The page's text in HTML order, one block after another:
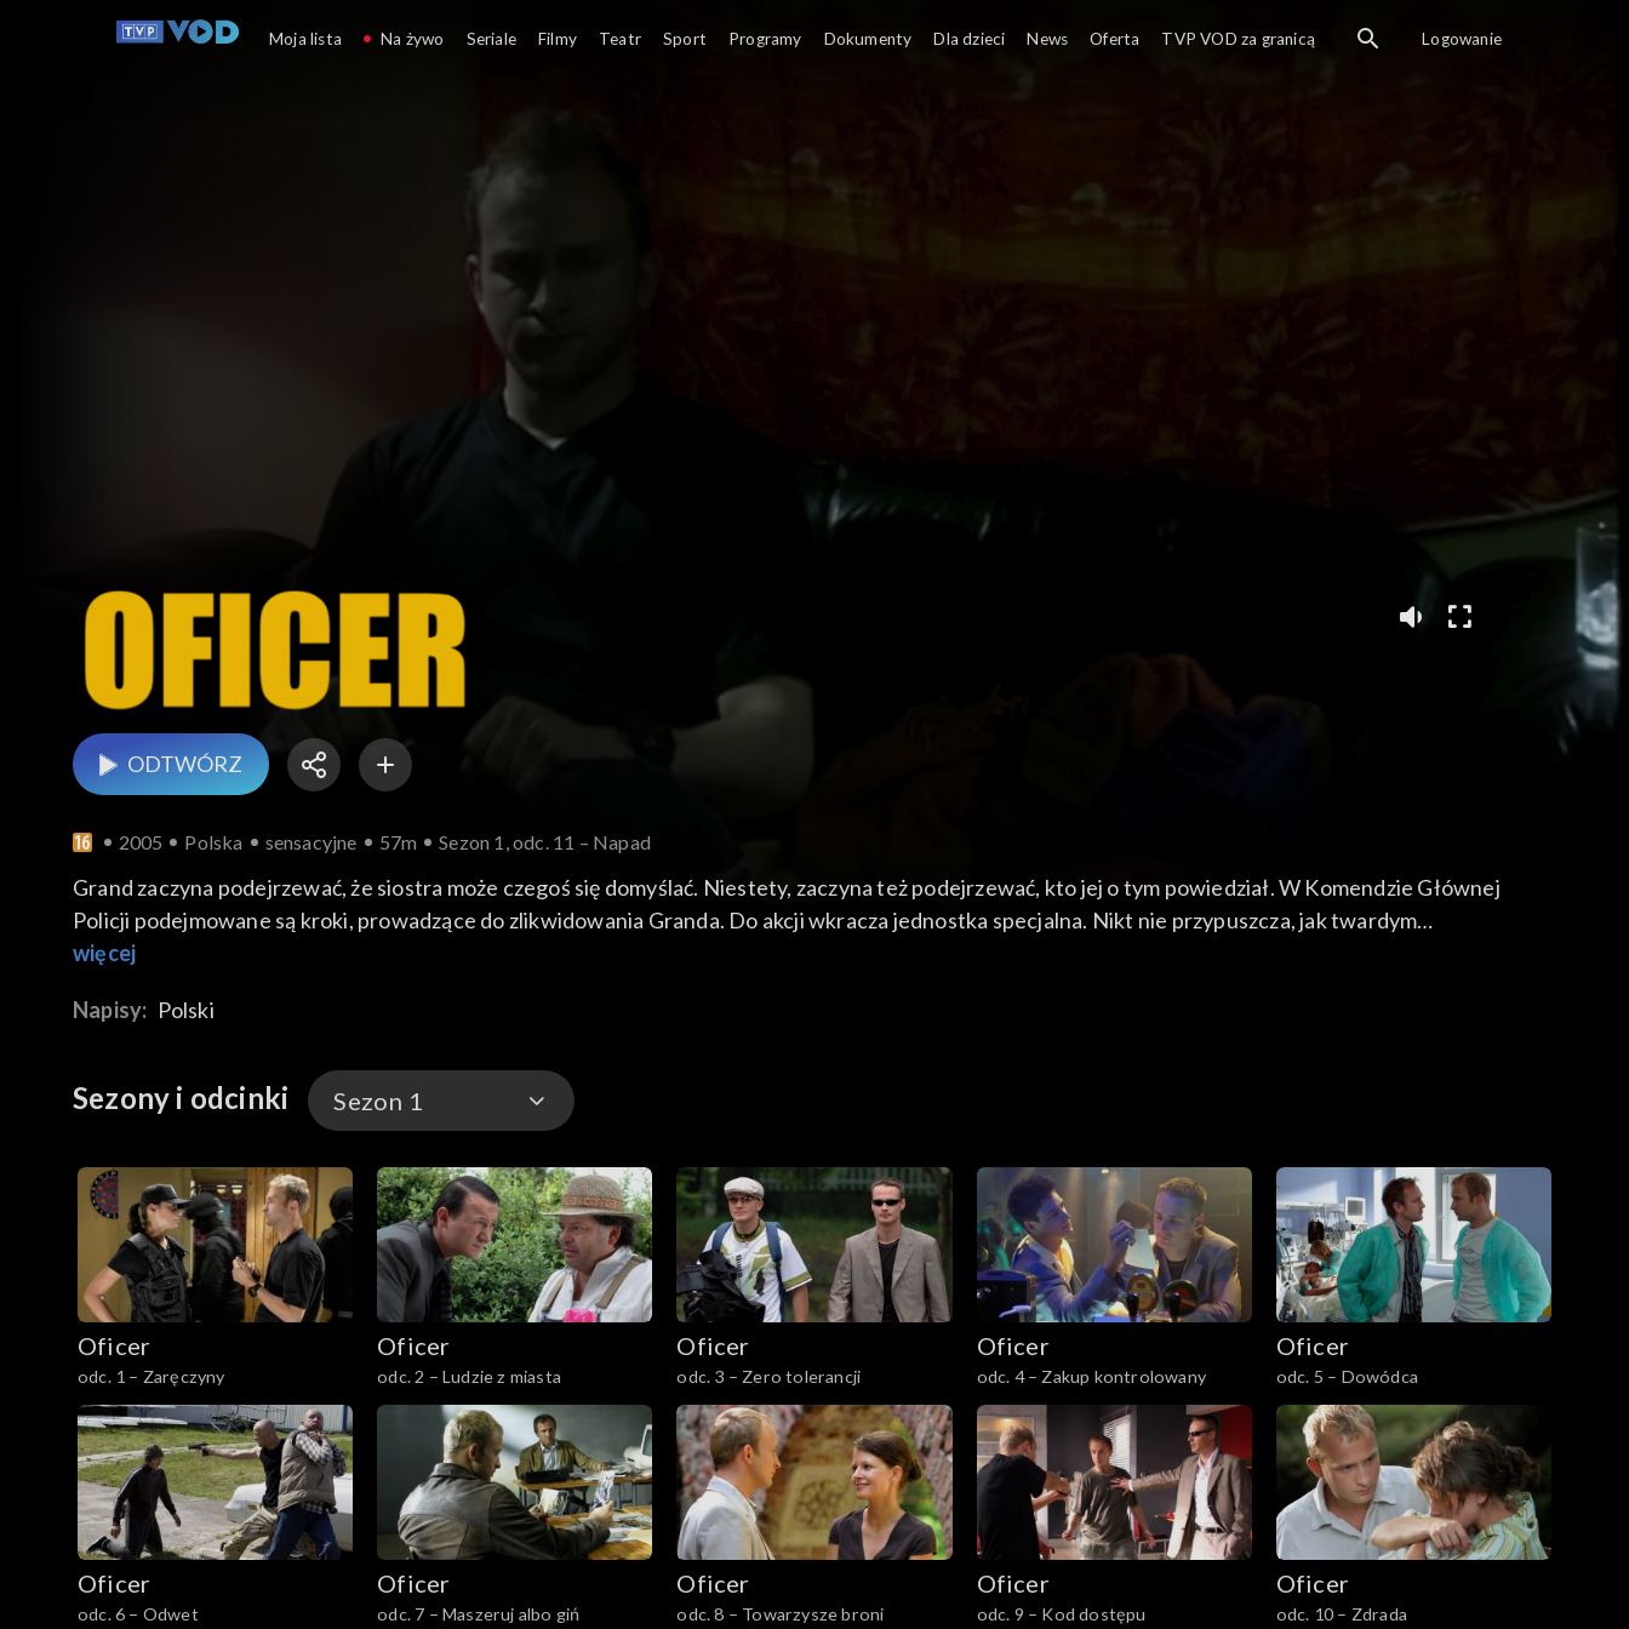
Oficer
ODTWÓRZ
2005 Polska sensacyjne 57m Sezon 1, odc. 11 – Napad
Grand zaczyna podejrzewać, że siostra może czegoś się domyślać. Niestety, zaczyna też podejrzewać, kto jej o tym powiedział. W Komendzie Głównej
Policji podejmowane są kroki, prowadzące do zlikwidowania Granda. Do akcji wkracza jednostka specjalna. Nikt nie przypuszcza, jak twardym
przeciwnikiem jest Grand.
więcej
Napisy: Polski
Sezony i odcinki Sezon 1
Sezon 1
Oficer
odc. 1 – Zaręczyny
Oficer
odc. 2 – Ludzie z miasta
Oficer
odc. 3 – Zero tolerancji
Oficer
odc. 4 – Zakup kontrolowany
Oficer
odc. 5 – Dowódca
Oficer
odc. 6 – Odwet
Oficer
odc. 7 – Maszeruj albo giń
Oficer
odc. 8 – Towarzysze broni
Oficer
odc. 9 – Kod dostępu
Oficer
odc. 10 – Zdrada
Moja lista Na żywo Seriale Filmy Teatr Sport Programy Dokumenty Dla dzieci News Oferta TVP VOD za granicą Logowanie